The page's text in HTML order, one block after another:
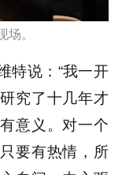
场。
特说：“我一开
究了十几年才
意义。对一个
要有热情，所